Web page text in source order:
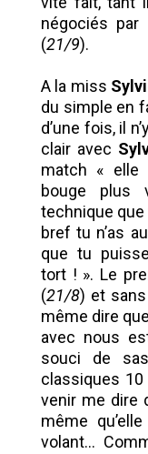
négociés par
(21/9).
A la miss
du simple en
d’une fois, il
clair avec
match «
bouge plus
technique que
bref tu n’as
que tu
tort ! ». Le
(21/8) et
même dire que
avec nous
souci de
classiques 10
venir me dire
même
volant…